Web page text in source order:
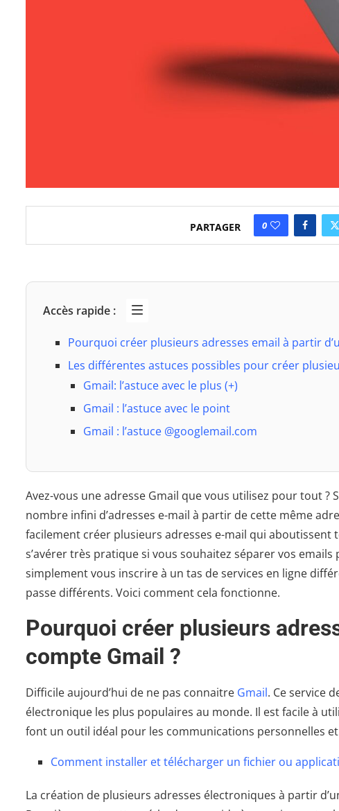
PARTAGER 0
Accès rapide :
Pourquoi créer plusieurs adresses email à partir
Les différentes astuces possibles pour créer
Gmail: l’astuce avec le plus (+)
Gmail : l’astuce avec le point
Gmail : l’astuce @googlemail.com
Avez-vous une adresse Gmail que vous utilisez pour tout ?
nombre infini d’adresses e-mail à partir de cette même
facilement créer plusieurs adresses e-mail qui
s’avérer très pratique si vous souhaitez séparer vos
simplement vous inscrire à un tas de services en ligne
passe différents. Voici comment cela fonctionne.
Pourquoi créer plusieurs
compte Gmail ?
Difficile aujourd’hui de ne pas connaitre Gmail. Ce service
électronique les plus populaires au monde. Il est facile à
font un outil idéal pour les communications personnelles
Comment installer et télécharger un fichier ou
La création de plusieurs adresses électroniques à partir